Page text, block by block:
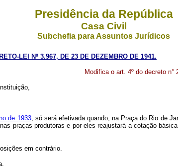
Presidência da República
Casa Civil
Subchefia para Assuntos Jurídicos
LEI Nº 3.967, DE 23 DE DEZEMBRO DE 1941.
Modifica o art. 4º do decreto
de 1933, só será efetivada quando, na Praça do Rio de
praças produtoras e por eles reajustará a cotação
em contrário.